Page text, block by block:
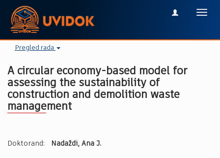
Pregled rada
A circular economy-based model for
assessing the sustainability of
construction and demolition waste
management
Doktorand: Nadaždi, Ana J.